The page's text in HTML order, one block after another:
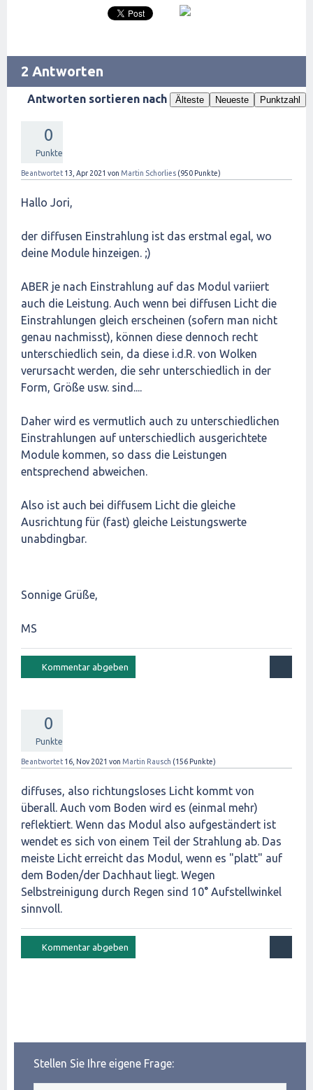
2 Antworten
Antworten sortieren nach Älteste Neueste Punktzahl
0
Punkte
Beantwortet 13, Apr 2021 von Martin Schorlies (950 Punkte)
Hallo Jori,
der diffusen Einstrahlung ist das erstmal egal, wo
deine Module hinzeigen. ;)
ABER je nach Einstrahlung auf das Modul variiert
auch die Leistung. Auch wenn bei diffusen Licht die
Einstrahlungen gleich erscheinen (sofern man nicht
genau nachmisst), können diese dennoch recht
unterschiedlich sein, da diese i.d.R. von Wolken
verursacht werden, die sehr unterschiedlich in der
Form, Größe usw. sind....
Daher wird es vermutlich auch zu unterschiedlichen
Einstrahlungen auf unterschiedlich ausgerichtete
Module kommen, so dass die Leistungen
entsprechend abweichen.
Also ist auch bei diffusem Licht die gleiche
Ausrichtung für (fast) gleiche Leistungswerte
unabdingbar.
Sonnige Grüße,
MS
0
Punkte
Beantwortet 16, Nov 2021 von Martin Rausch (156 Punkte)
diffuses, also richtungsloses Licht kommt von
überall. Auch vom Boden wird es (einmal mehr)
reflektiert. Wenn das Modul also aufgeständert ist
wendet es sich von einem Teil der Strahlung ab. Das
meiste Licht erreicht das Modul, wenn es "platt" auf
dem Boden/der Dachhaut liegt. Wegen
Selbstreinigung durch Regen sind 10° Aufstellwinkel
sinnvoll.
Stellen Sie Ihre eigene Frage: